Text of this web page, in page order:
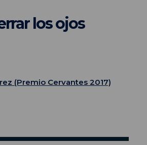
los ojos
(Premio Cervantes 2017)